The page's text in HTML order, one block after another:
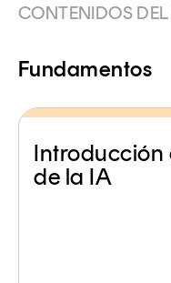
CONTENIDOS
Fundamentos
Introducción
de la IA